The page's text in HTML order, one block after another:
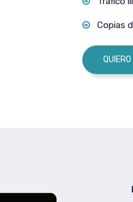
Copias